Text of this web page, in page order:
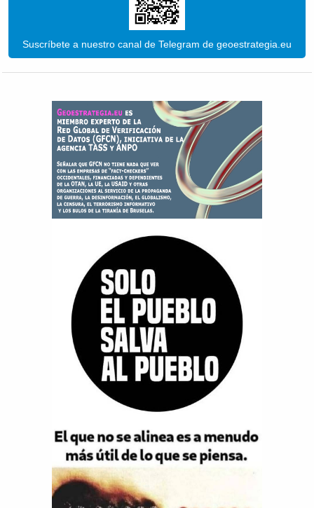
Suscríbete a nuestro canal de Telegram de geoestrategia.eu